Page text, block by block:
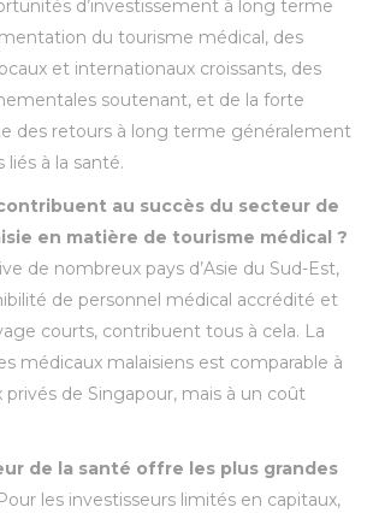
d’investissement à long terme
du tourisme médical, des
et internationaux croissants, des
soutenant, et de la forte
des retours à long terme généralement
liés à la santé.
au succès du secteur de
en matière de tourisme médical ?
de nombreux pays d’Asie du Sud-Est,
de personnel médical accrédité et
courts, contribuent tous à cela. La
médicaux malaisiens est comparable à
privés de Singapour, mais à un coût
de la santé offre les plus grandes
les investisseurs limités en capitaux,